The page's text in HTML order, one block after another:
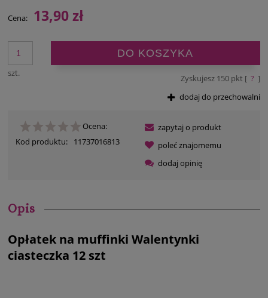
Cena: 13,90 zł
szt.
DO KOSZYKA
Zyskujesz 150pkt [ ? ]
dodaj do przechowalni
Ocena:
Kod produktu:
11737016813
zapytaj o produkt
poleć znajomemu
dodaj opinię
Opis
Opłatek na muffinki Walentynki
ciasteczka 12 szt